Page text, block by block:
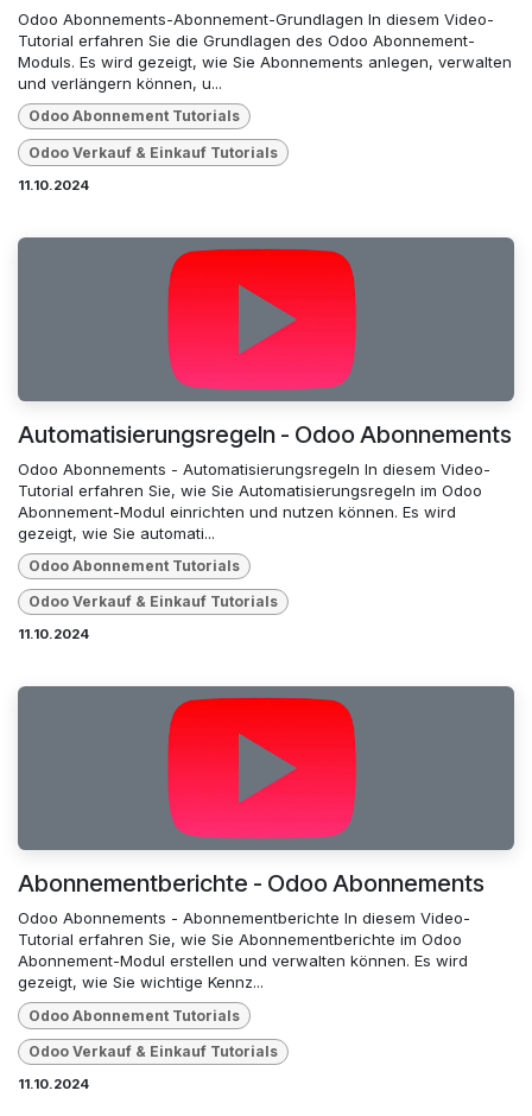
Odoo Abonnements-Abonnement-Grundlagen In diesem Video-
Tutorial erfahren Sie die Grundlagen des Odoo Abonnement-
Moduls. Es wird gezeigt, wie Sie Abonnements anlegen, verwalten
und verlängern können, u...
Odoo Abonnement Tutorials
Odoo Verkauf & Einkauf Tutorials
11.10.2024
Automatisierungsregeln - Odoo Abonnements
Odoo Abonnements - Automatisierungsregeln In diesem Video-
Tutorial erfahren Sie, wie Sie Automatisierungsregeln im Odoo
Abonnement-Modul einrichten und nutzen können. Es wird
gezeigt, wie Sie automati...
Odoo Abonnement Tutorials
Odoo Verkauf & Einkauf Tutorials
11.10.2024
Abonnementberichte - Odoo Abonnements
Odoo Abonnements - Abonnementberichte In diesem Video-
Tutorial erfahren Sie, wie Sie Abonnementberichte im Odoo
Abonnement-Modul erstellen und verwalten können. Es wird
gezeigt, wie Sie wichtige Kennz...
Odoo Abonnement Tutorials
Odoo Verkauf & Einkauf Tutorials
11.10.2024